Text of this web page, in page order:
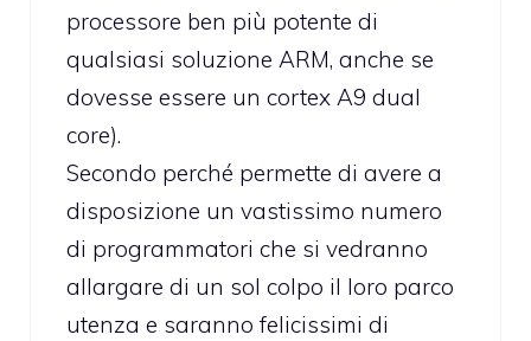
processore ben più potente di
qualsiasi soluzione ARM, anche se
dovesse essere un cortex A9 dual
core).
Secondo perché permette di avere a
disposizione un vastissimo numero
di programmatori che si vedranno
allargare di un sol colpo il loro parco
utenza e saranno felicissimi di